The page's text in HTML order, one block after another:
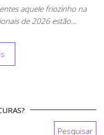
aquele friozinho na
de 2026 estão…